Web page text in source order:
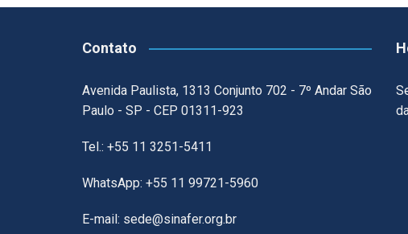
Contato
Avenida Paulista, 1313 Conjunto 702 - 7º Andar São
Paulo - SP - CEP 01311-923
Tel.: +55 11 3251-5411
WhatsApp: +55 11 99721-5960
E-mail: sede@sinafer.org.br